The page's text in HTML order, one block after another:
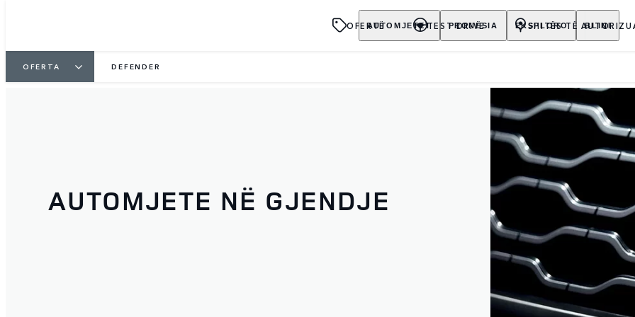
AUTOMJETET PRONËSIA EKSPLORO BLINI
OFERTË TEST DRIVE SHITËS TË
OFERTA DEFENDER
AUTOMJETE NË GJENDJE